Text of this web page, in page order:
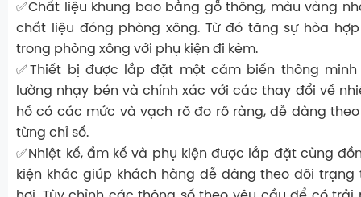
✅Chất liệu khung bao bằng gỗ thông, màu vàng
chất liệu đóng phòng xông. Từ đó tăng sự hòa
trong phòng xông với phụ kiện đi kèm.
✅Thiết bị được lắp đặt một cảm biến thông
lường nhạy bén và chính xác với các thay đổi về
hồ có các mức và vạch rõ đo rõ ràng, dễ dàng
từng chỉ số.
✅Nhiệt kế, ẩm kế và phụ kiện được lắp đặt cùng
kiện khác giúp khách hàng dễ dàng theo dõi trạng